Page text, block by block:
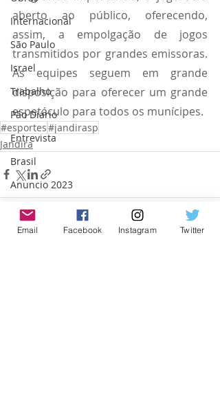
Internacional
São Paulo
Israel
Trabalho
Pão Diário
Entrevista
Brasil
Anuncio 2023
Cajamar
aberto ao público, oferecendo,
assim, a empolgação de jogos
transmitidos por grandes emissoras.
As equipes seguem em grande
disposição para oferecer um grande
espetáculo para todos os munícipes.
#esportes#jandirasp
Jandira
Email Facebook Instagram Twitter